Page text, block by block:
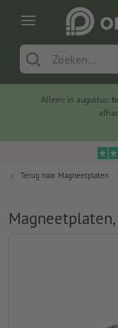
Alleen in augustus:
Terug naar Magneetplaten